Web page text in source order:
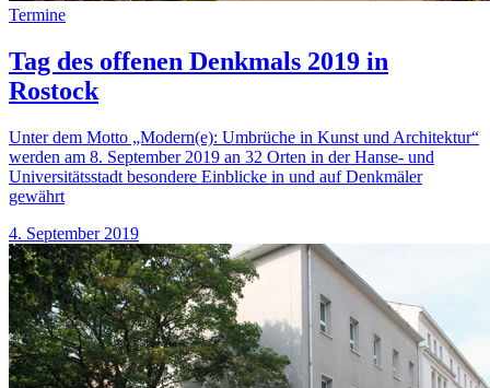
Termine
Tag des offenen Denkmals 2019 in
Rostock
Unter dem Motto „Modern(e): Umbrüche in Kunst und Architektur“
werden am 8. September 2019 an 32 Orten in der Hanse- und
Universitätsstadt besondere Einblicke in und auf Denkmäler
gewährt
4. September 2019